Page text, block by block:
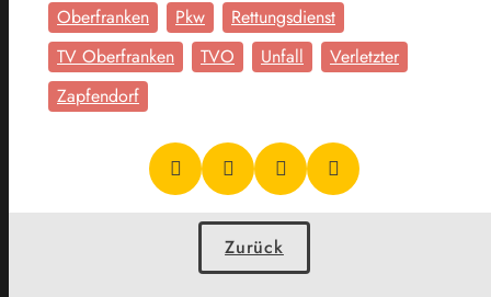
Oberfranken
Pkw
Rettungsdienst
TV Oberfranken
TVO Unfall
Verletzter
Zapfendorf
Zurück